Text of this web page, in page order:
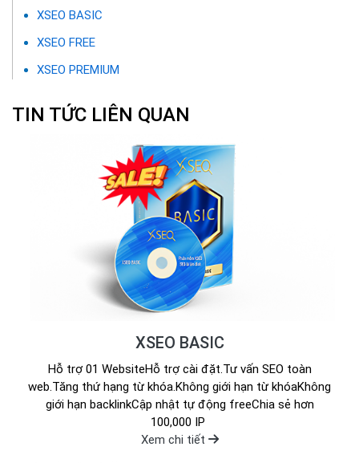
XSEO BASIC
XSEO FREE
XSEO PREMIUM
TIN TỨC LIÊN QUAN
XSEO BASIC
Hỗ trợ 01 WebsiteHỗ trợ cài đặt.Tư vấn SEO toàn
web.Tăng thứ hạng từ khóa.Không giới hạn từ khóaKhông
giới hạn backlinkCập nhật tự động freeChia sẻ hơn
100,000 IP
Xem chi tiết